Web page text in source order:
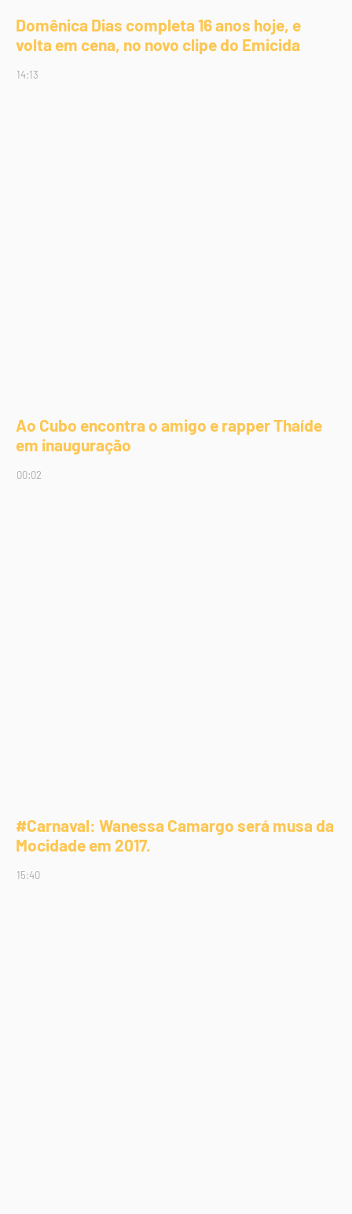
Domênica Dias completa 16 anos hoje, e
volta em cena, no novo clipe do Emicida
14:13
Ao Cubo encontra o amigo e rapper Thaíde
em inauguração
00:02
#Carnaval: Wanessa Camargo será musa da
Mocidade em 2017.
15:40